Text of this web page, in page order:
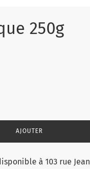
250g
C
G
AJOUTER
à 103 rue Jean